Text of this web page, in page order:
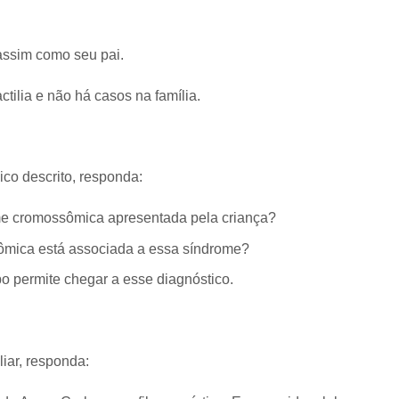
como seu pai.
e não há casos na família.
descrito, responda:
cromossômica apresentada pela criança?
está associada a essa síndrome?
permite chegar a esse diagnóstico.
responda: